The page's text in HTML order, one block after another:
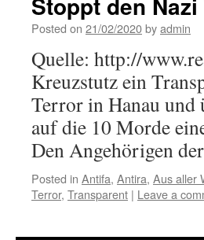
Posted on 21/02/2020byadmin
Quelle: http://
Kreuzstutz ein
Terror in Hanau und
auf die 10 Morde
Den Angehörigen
Posted in Antifa, Antira, Aus aller
Terror, Transparent | Leave a